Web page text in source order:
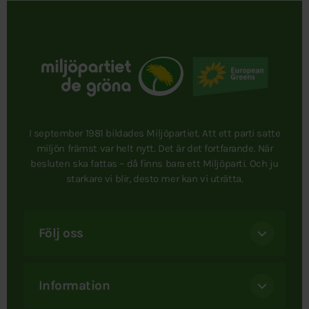
I september 1981 bildades Miljöpartiet. Att ett parti satte
miljön främst var helt nytt. Det är det fortfarande. När
besluten ska fattas – då finns bara ett Miljöparti. Och ju
starkare vi blir, desto mer kan vi uträtta.
Följ oss
Information